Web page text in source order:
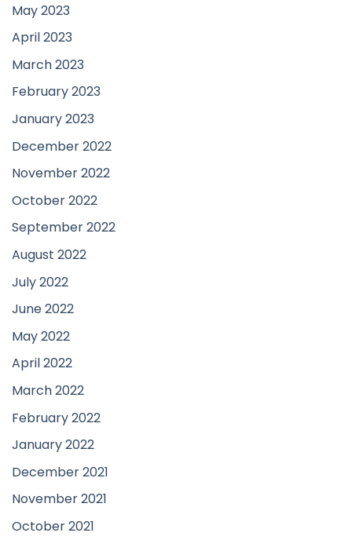
May 2023
April 2023
March 2023
February 2023
January 2023
December 2022
November 2022
October 2022
September 2022
August 2022
July 2022
June 2022
May 2022
April 2022
March 2022
February 2022
January 2022
December 2021
November 2021
October 2021